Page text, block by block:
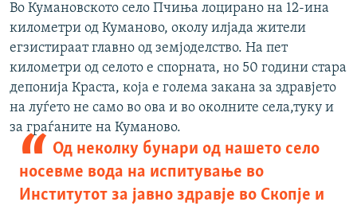
Во Кумановското село Пчиња лоцирано на 12-ина
километри од Куманово, околу илјада жители
егзистираат главно од земјоделство. На пет
километри од селото е спорната, но 50 години стара
депонија Краста, која е голема закана за здравјето
на луѓето не само во ова и во околните села,туку и
за граѓаните на Куманово.
Од неколку бунари од нашето село
носевме вода на испитување во
Институтот за јавно здравје во Скопје и